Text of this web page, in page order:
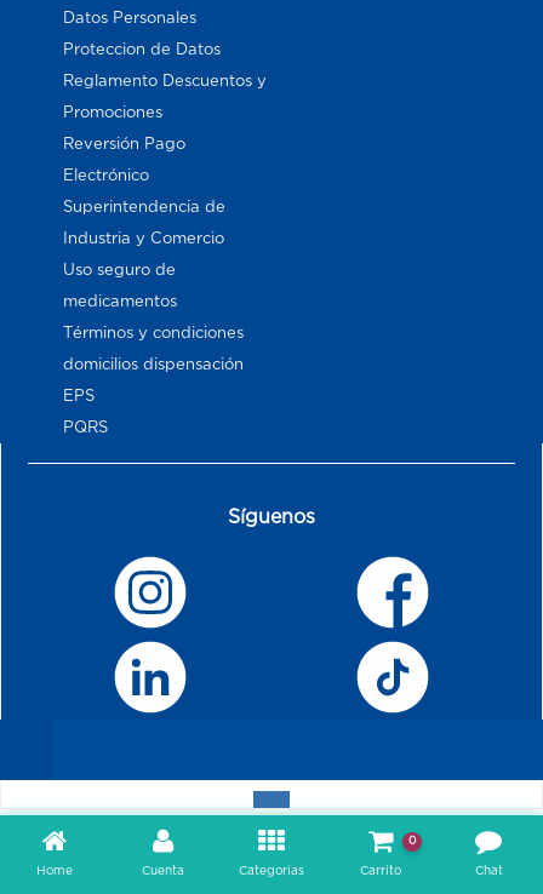
Datos Personales
Proteccion de Datos
Reglamento Descuentos y
Promociones
Reversión Pago
Electrónico
Superintendencia de
Industria y Comercio
Uso seguro de
medicamentos
Términos y condiciones
domicilios dispensación
EPS
PQRS
Síguenos
Home Cuenta Categorias
0
Carrito Chat